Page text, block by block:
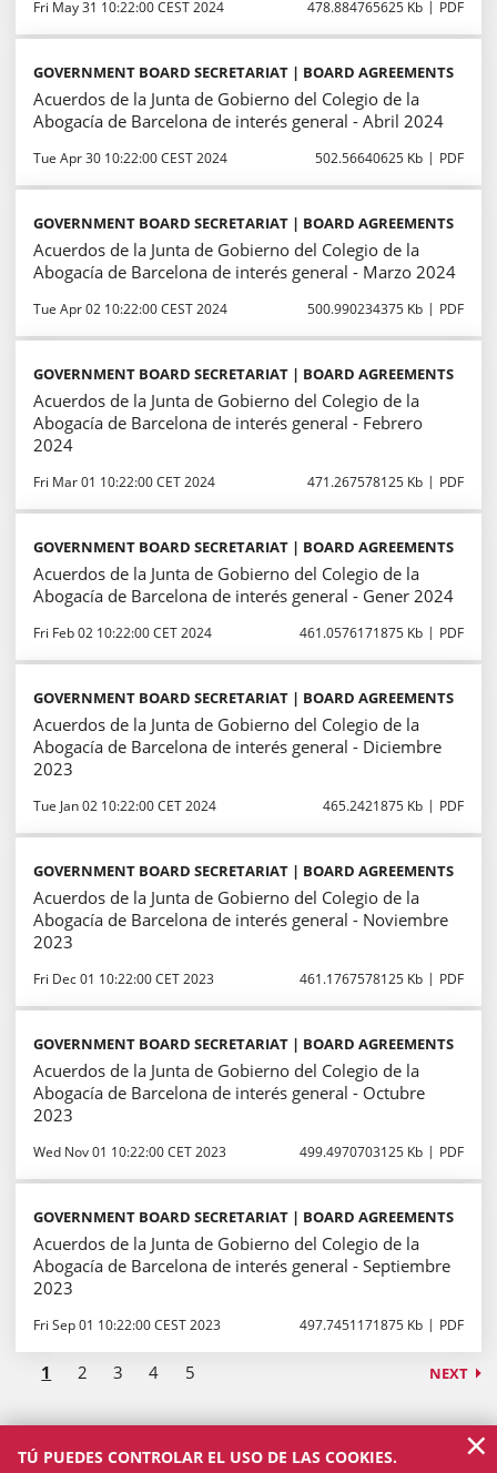
Fri May 31 10:22:00 CEST 2024 478.884765625 Kb PDF
GOVERNMENT BOARD SECRETARIAT | BOARD AGREEMENTS
Acuerdos de la Junta de Gobierno del Colegio de la
Abogacía de Barcelona de interés general - Abril 2024
Tue Apr 30 10:22:00 CEST 2024 502.56640625 Kb PDF
GOVERNMENT BOARD SECRETARIAT | BOARD AGREEMENTS
Acuerdos de la Junta de Gobierno del Colegio de la
Abogacía de Barcelona de interés general - Marzo 2024
Tue Apr 02 10:22:00 CEST 2024 500.990234375 Kb PDF
GOVERNMENT BOARD SECRETARIAT | BOARD AGREEMENTS
Acuerdos de la Junta de Gobierno del Colegio de la
Abogacía de Barcelona de interés general - Febrero
2024
Fri Mar 01 10:22:00 CET 2024 471.267578125 Kb PDF
GOVERNMENT BOARD SECRETARIAT | BOARD AGREEMENTS
Acuerdos de la Junta de Gobierno del Colegio de la
Abogacía de Barcelona de interés general - Gener 2024
Fri Feb 02 10:22:00 CET 2024 461.0576171875 Kb PDF
GOVERNMENT BOARD SECRETARIAT | BOARD AGREEMENTS
Acuerdos de la Junta de Gobierno del Colegio de la
Abogacía de Barcelona de interés general - Diciembre
2023
Tue Jan 02 10:22:00 CET 2024 465.2421875 Kb PDF
GOVERNMENT BOARD SECRETARIAT | BOARD AGREEMENTS
Acuerdos de la Junta de Gobierno del Colegio de la
Abogacía de Barcelona de interés general - Noviembre
2023
Fri Dec 01 10:22:00 CET 2023 461.1767578125 Kb PDF
GOVERNMENT BOARD SECRETARIAT | BOARD AGREEMENTS
Acuerdos de la Junta de Gobierno del Colegio de la
Abogacía de Barcelona de interés general - Octubre
2023
Wed Nov 01 10:22:00 CET 2023 499.4970703125 Kb PDF
GOVERNMENT BOARD SECRETARIAT | BOARD AGREEMENTS
Acuerdos de la Junta de Gobierno del Colegio de la
Abogacía de Barcelona de interés general - Septiembre
2023
Fri Sep 01 10:22:00 CEST 2023 497.7451171875 Kb PDF
1 2 3 4 5 NEXT
TÚ PUEDES CONTROLAR EL USO DE LAS COOKIES. ×